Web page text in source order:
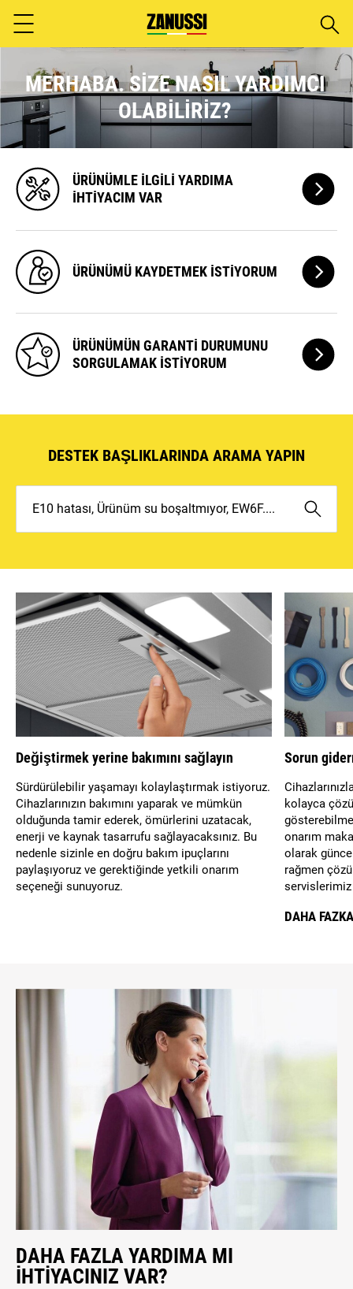
Menu
Arama
MERHABA. SIZE NASIL YARDIMCI
OLABILIRIZ?
ÜRÜNÜMLE ILGILI YARDIMA
IHTIYACIM VAR
ILGILI
YARDIMA
VAR
ÜRÜNÜMÜ KAYDETMEK ISTIYORUM
ÜRÜNÜMÜ
ÜRÜNÜMÜN GARANTI DURUMUNU
SORGULAMAK ISTIYORUM
GARANTI
DESTEK BAŞLIKLARINDA ARAMA YAPIN
hatası,
Değiştirmek yerine bakımını sağlayın
Sürdürülebilir yaşamayı kolaylaştırmak istiyoruz.
Cihazlarınızın bakımını yaparak ve mümkün
olduğunda tamir ederek, ömürlerini uzatacak,
enerji ve kaynak tasarrufu sağlayacaksınız. Bu
nedenle sizinle en doğru bakım ipuçlarını
paylaşıyoruz ve gerektiğinde yetkili onarım
seçeneği sunuyoruz.
Sorun
kolayca
onarım
olarak
rağmen
servislerimiz
DAHA
DAHA FAZLA YARDIMA MI
IHTIYACINIZ VAR?